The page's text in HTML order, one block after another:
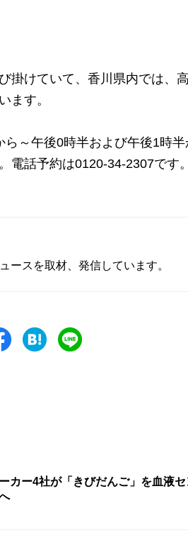
けていて、香川県内では、
ます。
～午後0時半および午後1時
電話予約は0120-34-2307です。
ースを取材、発信しています。
カー4社が「きびだんご」を血液